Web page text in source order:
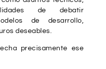
de debatir
de desarrollo,
deseables.
precisamente ese